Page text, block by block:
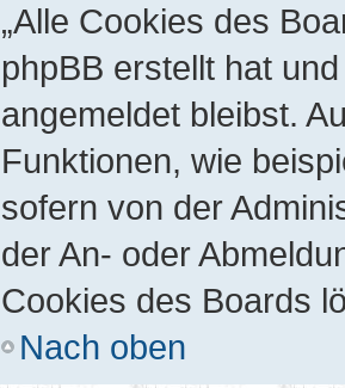
„Alle Cookies des
phpBB erstellt hat
angemeldet bleibst.
Funktionen, wie
sofern von der
der An- oder
Cookies des Boards
Nach oben